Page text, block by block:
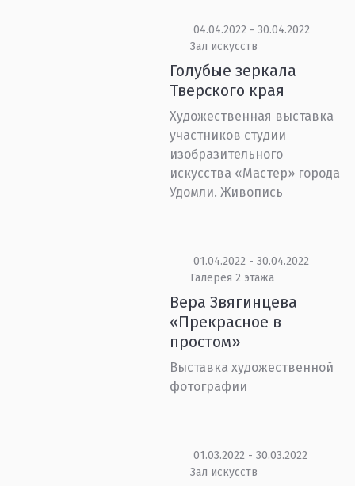
04.04.2022 - 30.04.2022
Зал искусств
Голубые зеркала
Тверского края
Художественная выставка
участников студии
изобразительного
искусства «Мастер» города
Удомли. Живопись
01.04.2022 - 30.04.2022
Галерея 2 этажа
Вера Звягинцева
«Прекрасное в
простом»
Выставка художественной
фотографии
01.03.2022 - 30.03.2022
Зал искусств